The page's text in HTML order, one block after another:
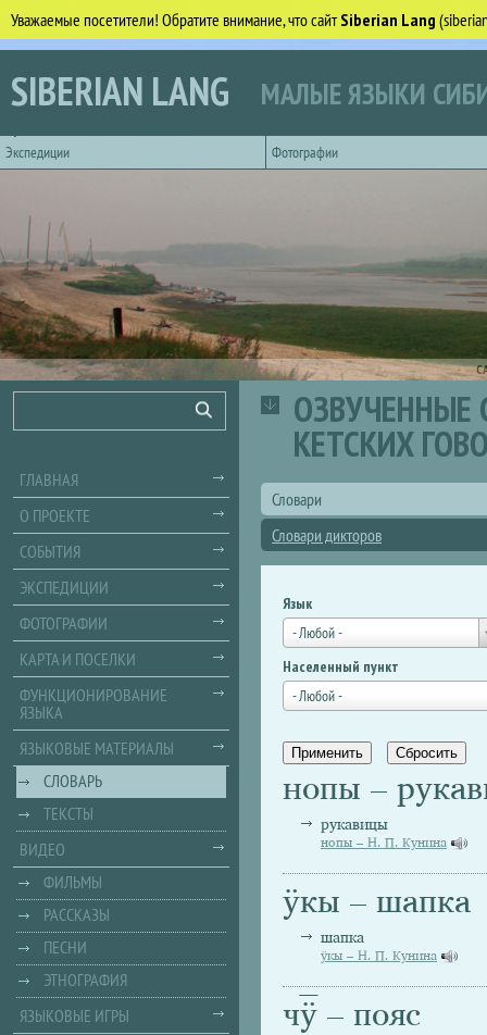
Уважаемые посетители! Обратите внимание, что сайтSiberian Lang
Перейти к основному содержанию
SIBERIAN LANG МАЛЫЕ ЯЗЫКИ
Экспедиции
Фотографии
ОЗВУЧЕННЫЕ
КЕТСКИХ
Словари
Словари дикторов
Язык
- Любой -
Населенный пункт
- Любой -
нопы –
рукавицы
нопы – Н. П. Кунина
ӱкы – шапка
шапка
ӱкы – Н. П. Кунина
чӱ̅ – пояс
Поиск
ГЛАВНАЯ
О ПРОЕКТЕ
СОБЫТИЯ
ЭКСПЕДИЦИИ
ФОТОГРАФИИ
КАРТА И ПОСЕЛКИ
ФУНКЦИОНИРОВАНИЕ
ЯЗЫКА
ЯЗЫКОВЫЕ МАТЕРИАЛЫ
СЛОВАРЬ
ТЕКСТЫ
ВИДЕО
ФИЛЬМЫ
РАССКАЗЫ
ПЕСНИ
ЭТНОГРАФИЯ
ЯЗЫКОВЫЕ ИГРЫ